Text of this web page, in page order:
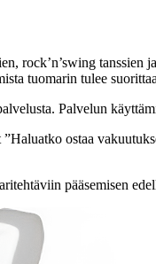
rock’n’swing
tuomarin tulee
Palvelun
ostaa
pääsemisen